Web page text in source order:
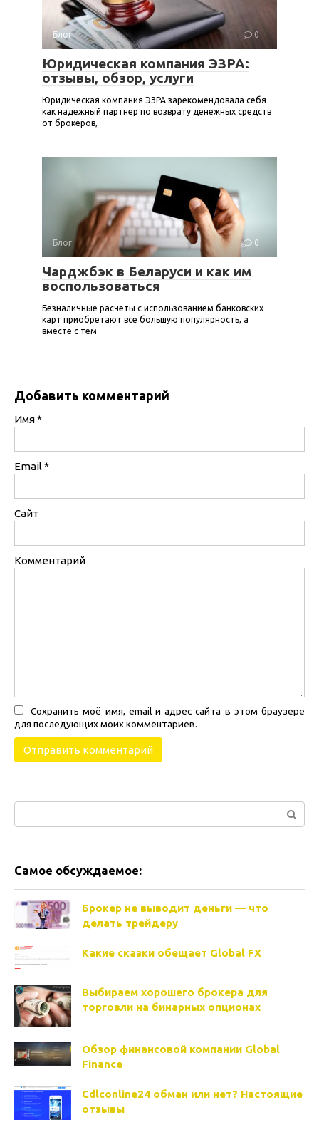
Блог 0
Юридическая компания ЭЗРА:
отзывы, обзор, услуги
Юридическая компания ЭЗРА зарекомендовала себя
как надежный партнер по возврату денежных средств
от брокеров,
Блог 0
Чарджбэк в Беларуси и как им
воспользоваться
Безналичные расчеты с использованием банковских
карт приобретают все большую популярность, а
вместе с тем
Добавить комментарий
Имя*
Email *
Сайт
Комментарий
Сохранить моё имя, email и адрес сайта в этом браузере
для последующих моих комментариев.
Самое обсуждаемое:
Брокер не выводит деньги — что
делать трейдеру
Какие сказки обещает Global FX
Выбираем хорошего брокера для
торговли на бинарных опционах
Обзор финансовой компании Global
Finance
Cdlconline24 обман или нет? Настоящие
отзывы